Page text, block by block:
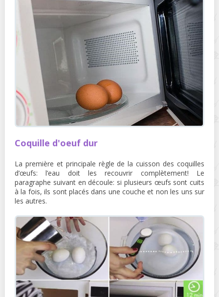
Coquille d'oeuf dur
La première et principale règle de la cuisson des coquilles
d’œufs: l’eau doit les recouvrir complètement! Le
paragraphe suivant en découle: si plusieurs œufs sont cuits
à la fois, ils sont placés dans une couche et non les uns sur
les autres.